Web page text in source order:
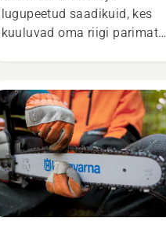
lugupeetud saadikuid, kes
kuuluvad oma riigi parimate
Nemad on meie H-tiim. Ja
nemad on meie kõige
nõudlikumad kasutajad.